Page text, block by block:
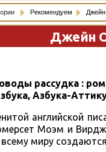
Рекомендуем
Джейн
рассудка :
Азбука-
английской
Моэм и
миру